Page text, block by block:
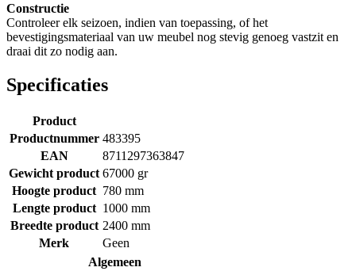
Constructie
Controleer elk seizoen, indien van toepassing, of het
bevestigingsmateriaal van uw meubel nog stevig genoeg vastzit en
draai dit zo nodig aan.
Specificaties
Product
Productnummer 483395
EAN
8711297363847
Gewicht product 67000 gr
Hoogte product 780 mm
Lengte product 1000 mm
Breedte product 2400 mm
Merk
Geen
Algemeen